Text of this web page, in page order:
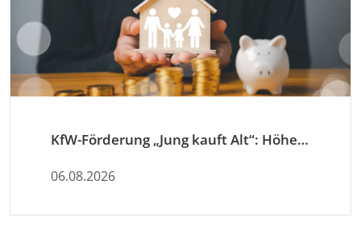
KfW-Förderung „Jung kauft Alt“: Höhere Kredite ab August 2026
06.08.2026